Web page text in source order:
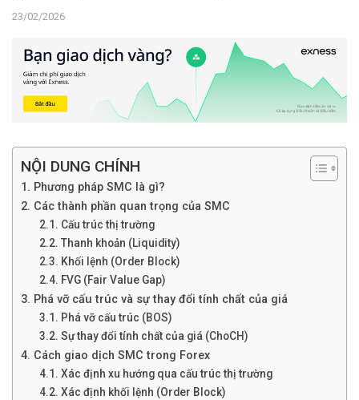
23/02/2026
NỘI DUNG CHÍNH
1. Phương pháp SMC là gì?
2. Các thành phần quan trọng của SMC
2.1. Cấu trúc thị trường
2.2. Thanh khoản (Liquidity)
2.3. Khối lệnh (Order Block)
2.4. FVG (Fair Value Gap)
3. Phá vỡ cấu trúc và sự thay đổi tính chất của giá
3.1. Phá vỡ cấu trúc (BOS)
3.2. Sự thay đổi tính chất của giá (ChoCH)
4. Cách giao dịch SMC trong Forex
4.1. Xác định xu hướng qua cấu trúc thị trường
4.2. Xác định khối lệnh (Order Block)